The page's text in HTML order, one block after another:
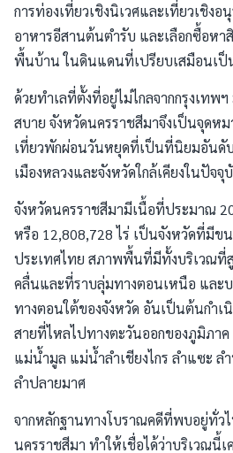
การท่องเที่ยวเชิงนิเวศและเที่ยวเชิง
อาหารอีสานต้นตำรับ และเลือกซื้อหา
พื้นบ้าน ในดินแดนที่เปรียบเสมือนเ
ด้วยทำเลที่ตั้งที่อยู่ไม่ไกลจากกรุงเทพ
สบาย จังหวัดนครราชสีมาจึงเป็นจุดห
เที่ยวพักผ่อนวันหยุดที่เป็นที่นิยมอันดั
เมืองหลวงและจังหวัดใกล้เคียงในปัจจุ
จังหวัดนครราชสีมามีเนื้อที่ประมาณ
หรือ 12,808,728 ไร่ เป็นจังหวัดที่มีข
ประเทศไทย สภาพพื้นที่มีทั้งบริเวณที่
คลื่นและที่ราบลุ่มทางตอนเหนือ และบ
ทางตอนใต้ของจังหวัด อันเป็นต้นกำเ
สายที่ไหลไปทางตะวันออกของภูมิภา
แม่น้ำมูล แม่น้ำลำเชียงไกร ลำแซะ ล
ลำปลายมาศ
จากหลักฐานทางโบราณคดีที่พบอยู่ทั่ว
นครราชสีมา ทำให้เชื่อได้ว่าบริเวณนี้